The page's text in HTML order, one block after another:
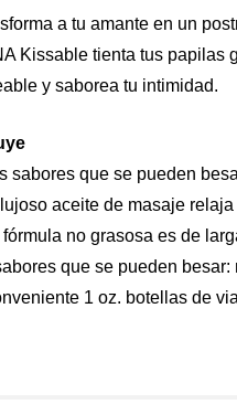
a tu amante en un
Kissable tienta tus papilas
y saborea tu intimidad.
sabores que se pueden
aceite de masaje relaja
no grasosa es de
que se pueden
1 oz. botellas de